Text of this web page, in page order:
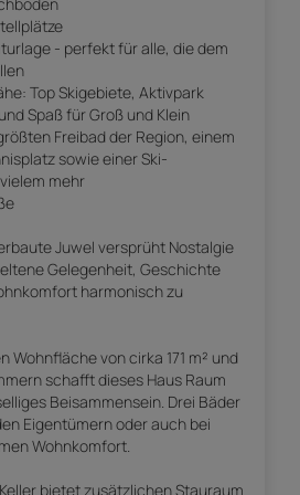
- perfekt für alle, die dem
Top Skigebiete, Aktivpark
Spaß für Groß und Klein
Freibad der Region, einem
sowie einer Ski-
mehr
Juwel versprüht Nostalgie
Gelegenheit, Geschichte
harmonisch zu
Wohnfläche von cirka 171 m² und
schafft dieses Haus Raum
Beisammensein. Drei Bäder
Eigentümern oder auch bei
Wohnkomfort.
bietet zusätzlichen Stauraum